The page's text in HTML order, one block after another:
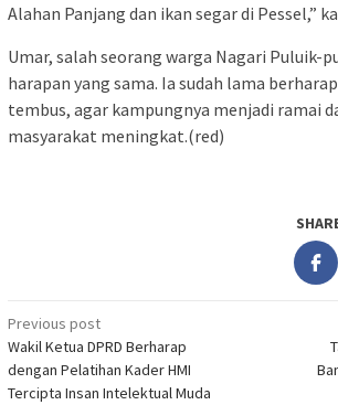
Alahan Panjang dan ikan segar di Pessel,”
Umar, salah seorang warga Nagari Puluik-
harapan yang sama. Ia sudah lama
tembus, agar kampungnya menjadi ramai
masyarakat meningkat.(red)
Post
navigation
Previous post
Wakil Ketua DPRD Berharap
dengan Pelatihan Kader HMI
Tercipta Insan Intelektual Muda